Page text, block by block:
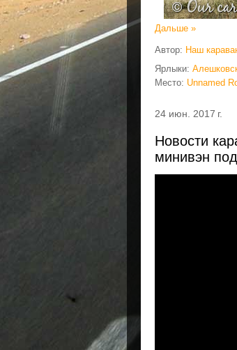
Дальше »
Автор: Наш
Ярлыки:
Место: Unnamed
24 июн. 2017 г.
Новости
минивэн